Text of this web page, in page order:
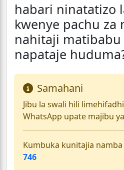
habari ninatatizo
kwenye pachu za
nahitaji matibabu
napataje
Samahani
Jibu la swali hili
WhatsApp upate majibu
Kumbuka kunitajia
746